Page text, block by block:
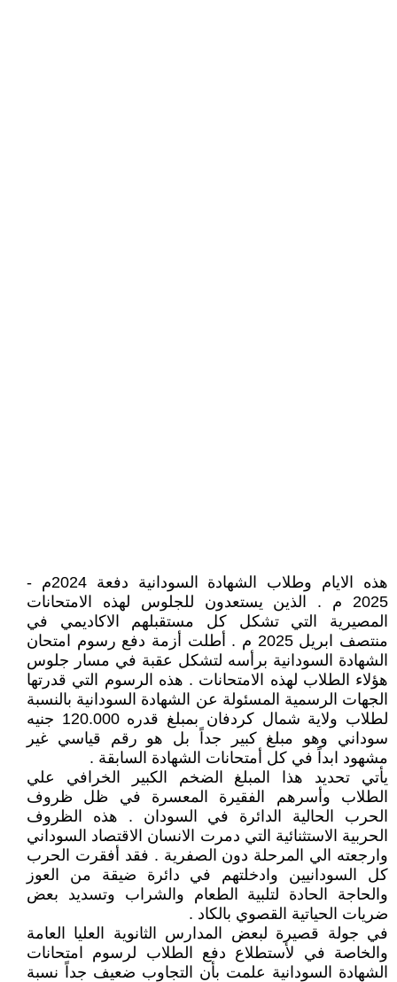
هذه الايام وطلاب الشهادة السودانية دفعة 2024م -
2025 م . الذين يستعدون للجلوس لهذه الامتحانات
المصيرية التي تشكل كل مستقبلهم الاكاديمي في
منتصف ابريل 2025 م . أطلت أزمة دفع رسوم امتحان
الشهادة السودانية برأسه لتشكل عقبة في مسار جلوس
هؤلاء الطلاب لهذه الامتحانات . هذه الرسوم التي قدرتها
الجهات الرسمية المسئولة عن الشهادة السودانية بالنسبة
لطلاب ولاية شمال كردفان بمبلغ قدره 120.000 جنيه
سوداني وهو مبلغ كبير جداً بل هو رقم قياسي غير
مشهود ابداً في كل أمتحانات الشهادة السابقة .
يأتي تحديد هذا المبلغ الضخم الكبير الخرافي علي
الطلاب وأسرهم الفقيرة المعسرة في ظل ظروف
الحرب الحالية الدائرة في السودان . هذه الظروف
الحربية الاستثنائية التي دمرت الانسان الاقتصاد السوداني
وارجعته الي المرحلة دون الصفرية . فقد أفقرت الحرب
كل السودانيين وادخلتهم في دائرة ضيقة من العوز
والحاجة الحادة لتلبية الطعام والشراب وتسديد بعض
ضريات الحياتية القصوي بالكاد .
في جولة قصيرة لبعض المدارس الثانوية العليا العامة
والخاصة في لأستطلاع دفع الطلاب لرسوم امتحانات
الشهادة السودانية علمت بأن التجاوب ضعيف جداً نسبة